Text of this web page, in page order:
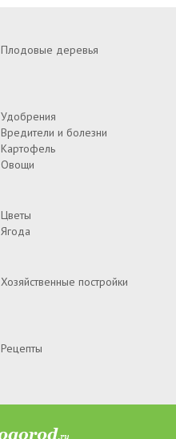
Плодовые деревья
Удобрения
Вредители и болезни
Картофель
Овощи
Цветы
Ягода
Хозяйственные постройки
Рецепты